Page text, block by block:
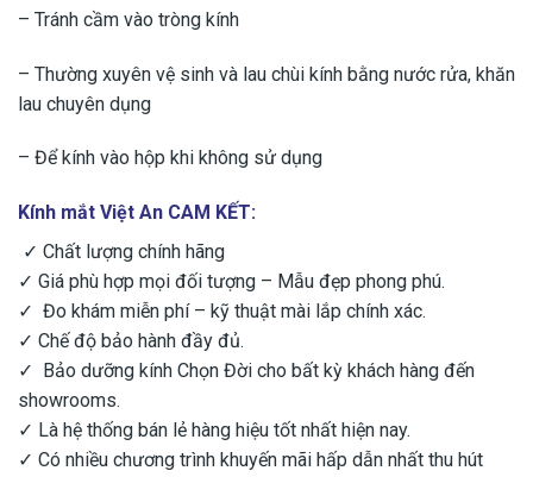
– Tránh cầm vào tròng kính
– Thường xuyên vệ sinh và lau chùi kính bằng nước rửa, khăn
lau chuyên dụng
– ​Để kính vào hộp khi không sử dụng
Kính mắt Việt An CAM KẾT:
✓ Chất lượng chính hãng
✓ Giá phù hợp mọi đối tượng – Mẫu đẹp phong phú.
✓ Đo khám miễn phí – kỹ thuật mài lắp chính xác.
✓ Chế độ bảo hành đầy đủ.
✓ Bảo dưỡng kính Chọn Đời cho bất kỳ khách hàng đến
showrooms.
✓ Là hệ thống bán lẻ hàng hiệu tốt nhất hiện nay.
✓ Có nhiều chương trình khuyến mãi hấp dẫn nhất thu hút